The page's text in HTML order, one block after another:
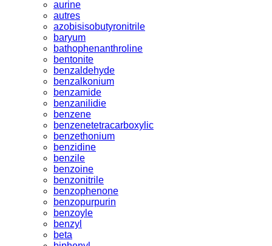
aurine
autres
azobisisobutyronitrile
baryum
bathophenanthroline
bentonite
benzaldehyde
benzalkonium
benzamide
benzanilidie
benzene
benzenetetracarboxylic
benzethonium
benzidine
benzile
benzoine
benzonitrile
benzophenone
benzopurpurin
benzoyle
benzyl
beta